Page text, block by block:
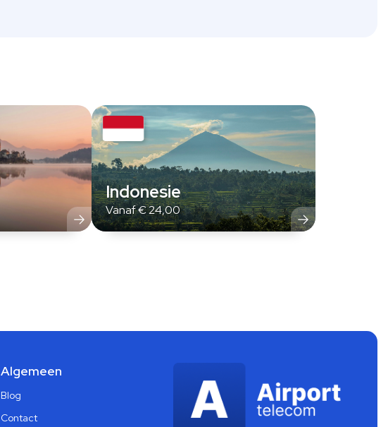
Indonesie
Vanaf€24,00
Algemeen
Blog
Contact